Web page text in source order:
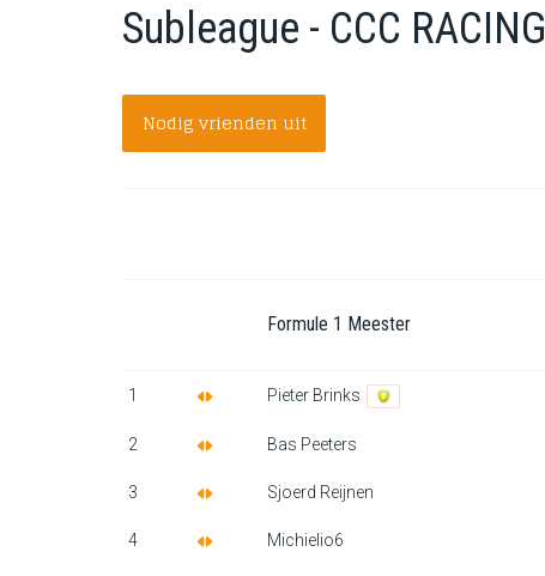
Subleague - CCC RACING
Nodig vrienden uit
Formule 1 Meester
1 Pieter Brinks
2 Bas Peeters
3 Sjoerd Reijnen
4 Michielio6